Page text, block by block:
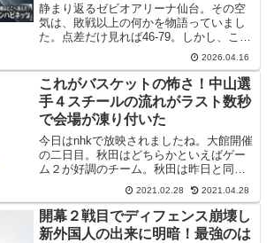
静まり返るゼビオアリーナ仙台。その空
気は、敗戦以上の何かを物語っていまし
た。点差だけ見れば46-79。しかし、この
試合の本質はスコア以上に重いものがあ
ります。越谷との激闘を終え、満身創痍
で乗り込んだアウェー。主力外国籍の欠
場。条件は確かに厳...
2026.04.16
これがバスケットの怖さ！中山選
手４スチールの流れがラスト数秒
で会場が凍り付いた
今日はnhkで放映されましたね。大館開催
の二日目。秋田はどちらかといえばゲー
ム２が好調のチーム。秋田は昨日と同じ
スターティングメンバー。そろそろ保岡
選手が３Ｐシュート爆発してほしい。
2020-21 B1第28節2月28日秋田ノーザン
ハピネッ...
2021.02.28 2021.04.28
開幕２戦目でディフェンス崩壊し
新外国人の出来に明暗！最強のは